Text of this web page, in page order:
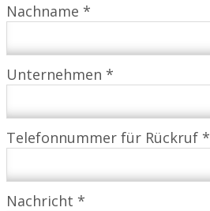
Nachname *
Unternehmen *
Telefonnummer für Rückruf *
Nachricht *